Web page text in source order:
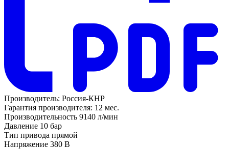
Производитель: Россия-КНР
Гарантия производителя: 12 мес.
Производительность 9140 л/мин
Давление 10 бар
Тип привода прямой
Напряжение 380 В